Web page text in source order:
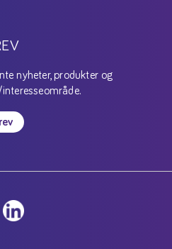
nyheter, produkter og